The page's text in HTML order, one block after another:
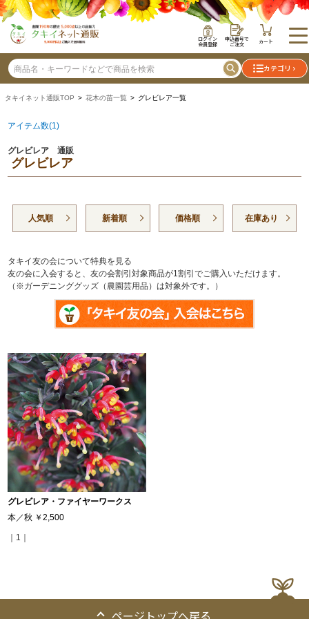
ログイン
会員登録
申込番号で
ご注文 カート
カテゴリ
タキイネット通販TOP > 花木の苗一覧 > グレビレア一覧
アイテム数(1)
グレビレア 通販
グレビレア
人気順 新着順 価格順 在庫あり
タキイ友の会について特典を見る
友の会に入会すると、友の会割引対象商品が1割引でご購入いただけます。
（※ガーデニンググッズ（農園芸用品）は対象外です。）
グレビレア・ファイヤーワークス
本／秋 ￥2,500
｜1｜
ページトップへ戻る